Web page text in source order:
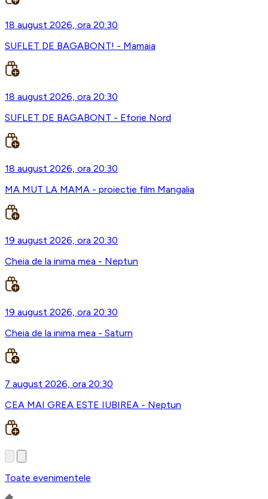
18 august 2026, ora 20:30
SUFLET DE BAGABONT! - Mamaia
18 august 2026, ora 20:30
SUFLET DE BAGABONT - Eforie Nord
18 august 2026, ora 20:30
MA MUT LA MAMA - proiectie film Mangalia
19 august 2026, ora 20:30
Cheia de la inima mea - Neptun
19 august 2026, ora 20:30
Cheia de la inima mea - Saturn
7 august 2026, ora 20:30
CEA MAI GREA ESTE IUBIREA - Neptun
Toate evenimentele